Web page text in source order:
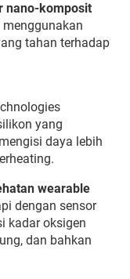
nano-komposit
menggunakan
tahan terhadap
yang
mengisi daya lebih
wearable
dengan sensor
kadaroksigen
dan bahkan